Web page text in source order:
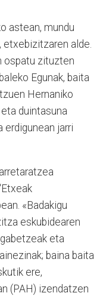
astean, mundu
etxebizitzaren alde.
ospatu zituzten
Egunak, baita
Hernaniko
duintasuna
erdigunean jarri
«Badakigu
eskubidearen
eta
baina baita
ere,
(PAH) izendatzen